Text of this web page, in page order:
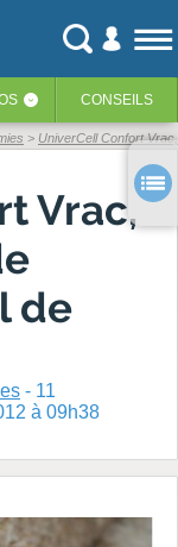
‹ CONSEILS
UniverCell Confort
Vrac,
de
- 11
à 09h38